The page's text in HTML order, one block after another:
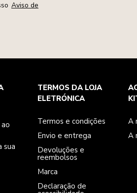
Aviso de
encomenda
sua
TERMOS DA LOJA
ELETRÓNICA
Termos e condições
Envio e entrega
Devoluções e
reembolsos
Marca
Declaração de
A
A